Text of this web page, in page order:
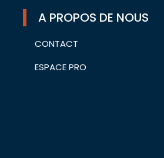
A PROPOS DE NOUS
CONTACT
ESPACE PRO